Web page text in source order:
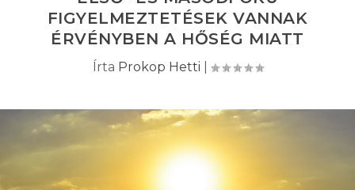
FIGYELMEZTETÉSEK VANNAK
ÉRVÉNYBEN A HŐSÉG MIATT
Írta Prokop Hetti